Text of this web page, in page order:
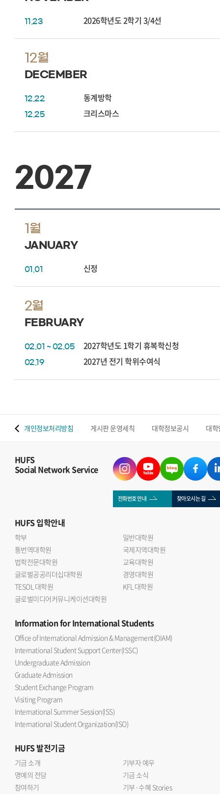
11.23 2026학년도 2학기 3/4선
12월
DECEMBER
12.22 동계방학
12.25 크리스마스
2027
1월
JANUARY
01.01 신정
2월
FEBRUARY
02.01 ~ 02.05 2027학년도 1학기 휴복학신청
02.19 2027년 전기 학위수여식
개인정보처리방침 게시판 운영세칙 대학정보공시 대
HUFS
Social Network Service
전화번호 안내 찾아오시는 길
HUFS입학안내
학부
일반대학원
통번역대학원
국제지역대학원
법학전문대학원
교육대학원
글로벌공공리더십대학원
경영대학원
TESOL 대학원
KFL 대학원
글로벌미디어커뮤니케이션대학원
Informationfor International Students
Office of International Admission & Management(OIAM)
International Student Support Center(ISSC)
Undergraduate Admission
Graduate Admission
Student Exchange Program
Visiting Program
International Summer Session(ISS)
International Student Organization(ISO)
HUFS발전기금
기금 소개
기부자 예우
명예의 전당
기금 소식
참여하기
기부·수혜 Stories